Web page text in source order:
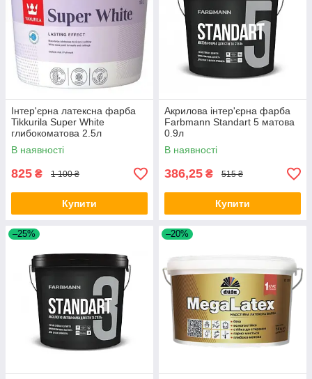
Інтер'єрна латексна фарба
Tikkurila Super White
глибокоматова 2.5л
В наявності
825 ₴ 1 100 ₴
Купити
Акрилова інтер'єрна фарба
Farbmann Standart 5 матова
0.9л
В наявності
386,25 ₴ 515 ₴
Купити
–25% –20%